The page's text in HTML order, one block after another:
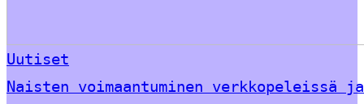
Uutiset
Naisten voimaantuminen verkkopeleissä